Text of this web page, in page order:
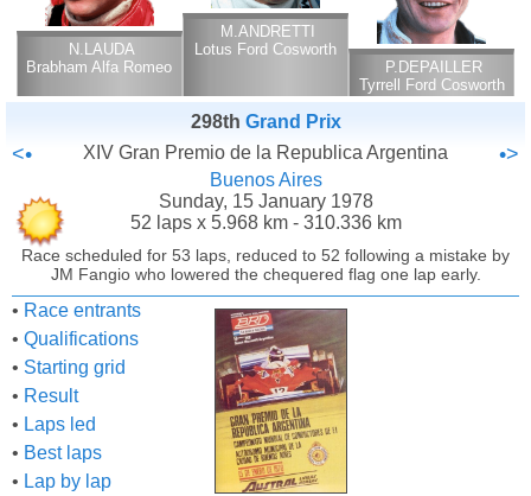
N.LAUDA
Brabham Alfa Romeo
M.ANDRETTI
Lotus Ford Cosworth
P.DEPAILLER
Tyrrell Ford Cosworth
298th Grand Prix
<• XIV Gran Premio de la Republica Argentina •>
Buenos Aires
Sunday, 15 January 1978
52 laps x 5.968 km - 310.336 km
Race scheduled for 53 laps, reduced to 52 following a mistake by
JM Fangio who lowered the chequered flag one lap early.
• Race entrants
• Qualifications
• Starting grid
• Result
• Laps led
• Best laps
• Lap by lap